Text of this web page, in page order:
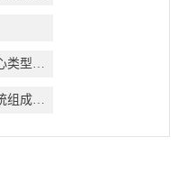
智能呼叫中心类型有哪些
呼叫中心系统组成结构有哪些